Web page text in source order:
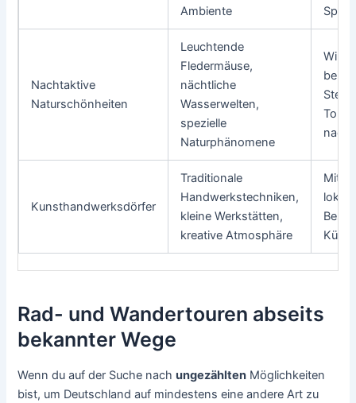
Ambiente
Nachtaktive
Naturschönheiten
Leuchtende
Fledermäuse,
nächtliche
Wasserwelten,
spezielle
Naturphänomene
bei
Kunsthandwerksdörfer
Traditionale
Handwerkstechniken,
kleine Werkstätten,
kreative Atmosphäre
Rad- und Wandertouren abseits
bekannter Wege
Wenn du auf der Suche nachungezählten Möglichkeiten
bist, um Deutschland auf mindestens eine andere Art zu